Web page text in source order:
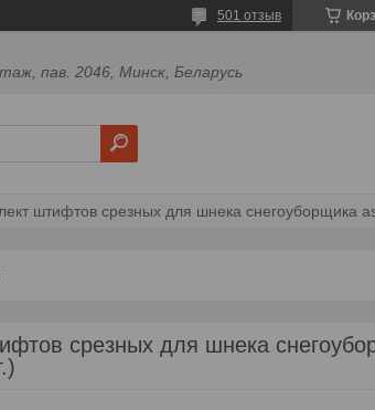
501 отзыв
пав. 2046, Минск, Беларусь
штифтов срезных для шнека снегоуборщика
срезных для шнека